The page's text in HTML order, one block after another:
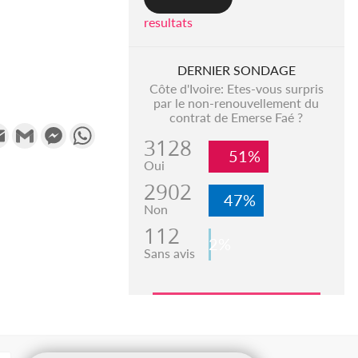
Email Gmail Messenger
resultats
DERNIER SONDAGE
Côte d'Ivoire: Etes-vous surpris
par le non-renouvellement du
contrat de Emerse Faé ?
3128
Oui 51%
2902
Non 47%
112
Sans avis 2%